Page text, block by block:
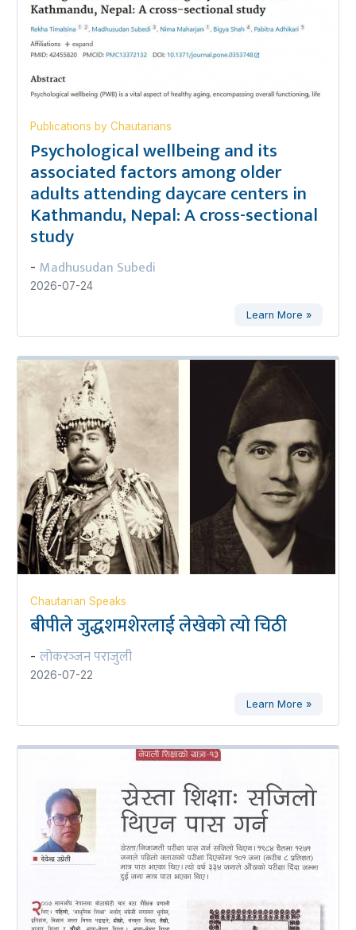
Publications by Chautarians
Psychological wellbeing and its
associated factors among older
adults attending daycare centers in
Kathmandu, Nepal: A cross-sectional
study
- Madhusudan Subedi
2026-07-24
Learn More »
Chautarian Speaks
बीपीले जुद्धशमशेरलाई लेखेको त्यो चिठी
- लोकरञ्‍जन पराजुली
2026-07-22
Learn More »